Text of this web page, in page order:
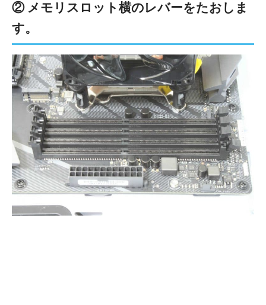
② メモリスロット横のレバーをたおしま
す。